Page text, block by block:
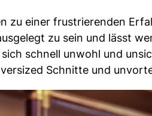
zu einer frustrierenden
zu sein und lässt
schnell unwohl und
Schnitte und